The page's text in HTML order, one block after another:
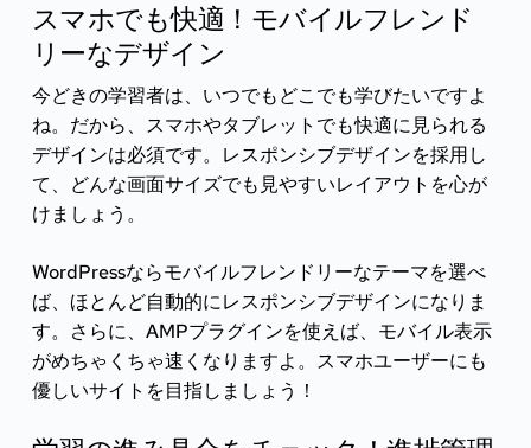
スマホでも快適！モバイルフレンド
リーなデザイン
今どきの学習者は、いつでもどこでも学びたいですよ
ね。だから、スマホやタブレットでも快適に見られる
デザインは必須です。レスポンシブデザインを採用し
て、どんな画面サイズでも見やすいレイアウトを心が
けましょう。
WordPressならモバイルフレンドリーなテーマを選べ
ば、ほとんど自動的にレスポンシブデザインになりま
す。さらに、AMPプラグインを使えば、モバイル表示
がめちゃくちゃ速くなりますよ。スマホユーザーにも
優しいサイトを目指しましょう！